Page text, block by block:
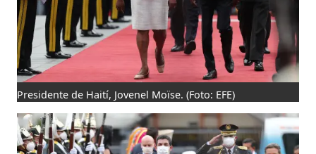
Presidente de Haití, Jovenel Moïse. (Foto: EFE)